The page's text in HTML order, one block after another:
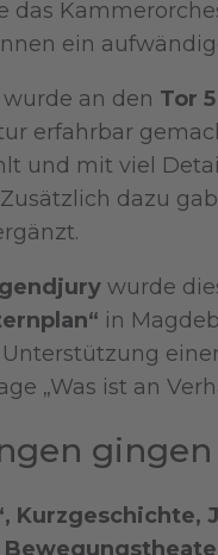
das
ein
wurde an den Tor
erfahrbar
und mit viel
dazu
wurde
in
„Was ist an
gingen
Kurzgeschichte,